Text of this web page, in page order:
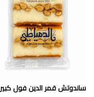
ساندوتش قمر الدين فول كبير